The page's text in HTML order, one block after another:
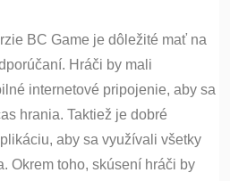
BC Game je dôležité mať na
Hráči by mali
internetové pripojenie, aby sa
hrania. Taktiež je dobré
aby sa využívali všetky
Okrem toho, skúsení hráči by